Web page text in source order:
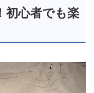
初心者でも楽